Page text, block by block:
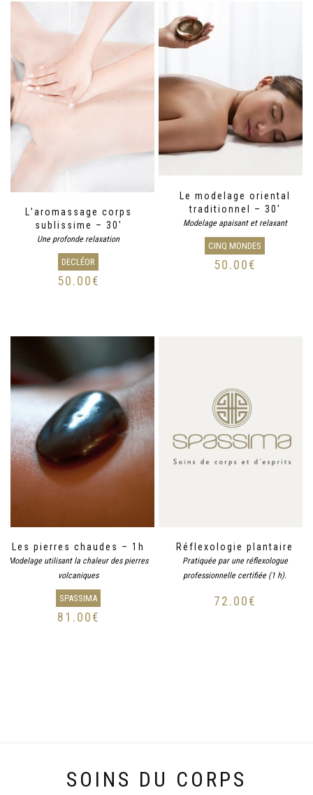
L’aromassage corps
sublissime – 30′
Une profonde relaxation
DECLÉOR
50.00€
Le modelage oriental
traditionnel – 30′
Modelage apaisant et relaxant
CINQ MONDES
50.00€
Les pierres chaudes – 1h
Modelage utilisant la chaleur des pierres
volcaniques
SPASSIMA
81.00€
Réflexologie plantaire
Pratiquée par une réflexologue
professionnelle certifiée (1 h).
72.00€
SOINS DU CORPS